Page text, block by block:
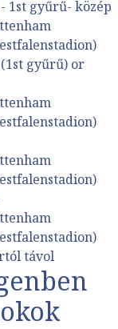
1st gyűrű- közép
gyűrű) or
távol